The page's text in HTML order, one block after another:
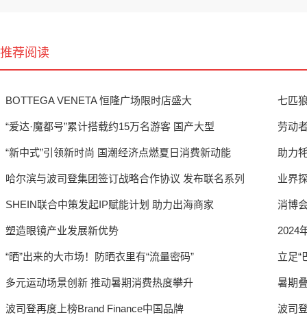
推荐阅读
BOTTEGA VENETA 恒隆广场限时店盛大 七匹
“爱达·魔都号”累计搭载约15万名游客 国产大型 劳动
“新中式”引领新时尚 国潮经济点燃夏日消费新动能 助力
哈尔滨与波司登集团签订战略合作协议 发布联名系列 业界
SHEIN联合中策发起IP赋能计划 助力出海商家 消博
塑造眼镜产业发展新优势 2024
“晒”出来的大市场！防晒衣里有“流量密码” 立足“
多元运动场景创新 推动暑期消费热度攀升 暑期
波司登再度上榜Brand Finance中国品牌 波司